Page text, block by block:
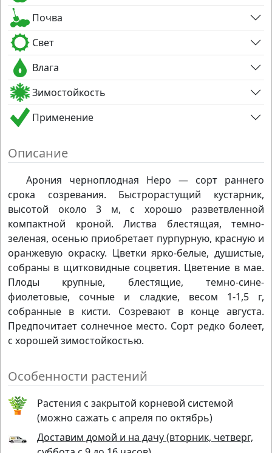
Почва
Свет
Влага
Зимостойкость
Применение
Описание
Арония черноплодная Неро — сорт раннего
срока созревания. Быстрорастущий кустарник,
высотой около 3 м, с хорошо разветвленной
компактной кроной. Листва блестящая, темно-
зеленая, осенью приобретает пурпурную, красную и
оранжевую окраску. Цветки ярко-белые, душистые,
собраны в щитковидные соцветия. Цветение в мае.
Плоды крупные, блестящие, темно-сине-
фиолетовые, сочные и сладкие, весом 1-1,5 г,
собранные в кисти. Созревают в конце августа.
Предпочитает солнечное место. Сорт редко болеет,
с хорошей зимостойкостью.
Особенности растений
Растения с закрытой корневой системой
(можно сажать с апреля по октябрь)
Доставим домой и на дачу (вторник, четверг,